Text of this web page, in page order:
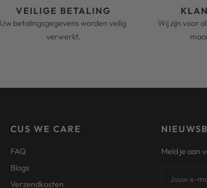
VEILIGE BETALING
Uw betalingsgegevens worden veilig
verwerkt.
Wij zijn voor
CUS WE CARE
FAQ
Blogs
Verzendkosten
Meld je aan
Jouw e-